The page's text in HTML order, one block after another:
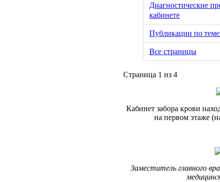
Диагностические
кабинете
Публикации по
Все страницы
Страница 1 из 4
Кабинет забора крови
на первом этаже
Заместитель главного